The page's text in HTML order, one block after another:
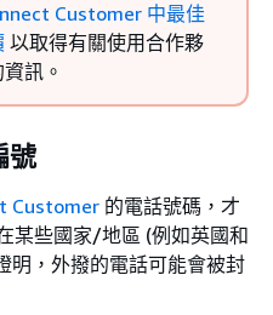
Customer 中最佳
以取得有關使用合作夥
訊。
號
Customer 的電話號碼，才
某些國家/地區 (例如英國和
明，外撥的電話可能會被封